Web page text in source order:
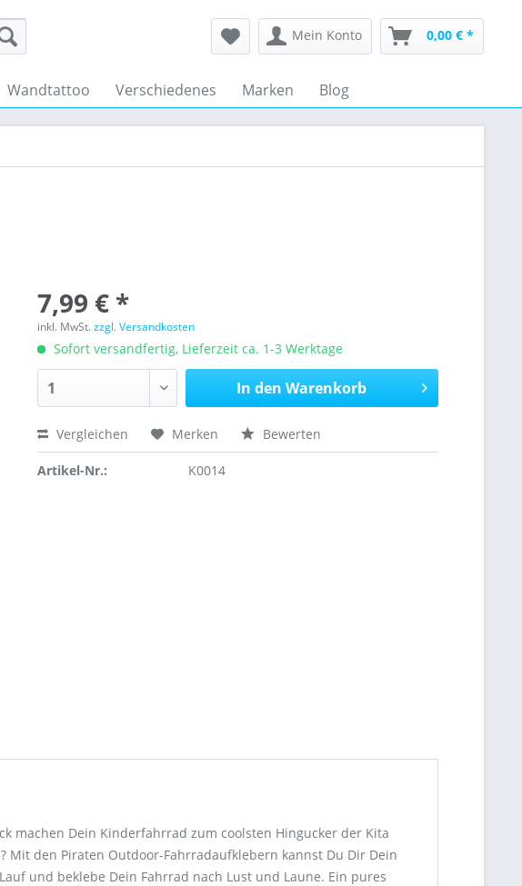
Mein Konto 0,00 € *
Wandtattoo Verschiedenes Marken Blog
7,99 € *
inkl. MwSt.zzgl. Versandkosten
Sofort versandfertig, Lieferzeit ca. 1-3 Werktage
In den Warenkorb
Vergleichen Merken Bewerten
Artikel-Nr.: K0014
machen Dein Kinderfahrrad zum coolsten Hingucker der Kita
Mit den Piraten Outdoor-Fahrradaufklebern kannst Du Dir Dein
und beklebe Dein Fahrrad nach Lust und Laune. Ein pures